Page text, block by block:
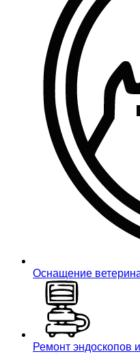
Оснащение
Ремонт эндоскопов